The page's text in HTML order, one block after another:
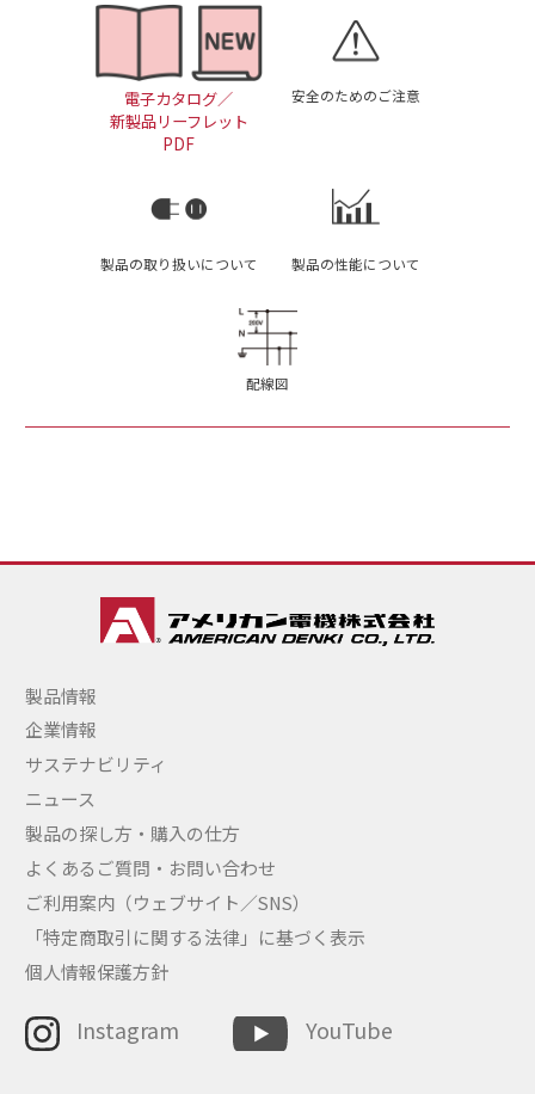
電子カタログ／
新製品リーフレット
PDF
安全のためのご注意
製品の取り扱いについて 製品の性能について
配線図
製品情報
企業情報
サステナビリティ
ニュース
製品の探し方・購入の仕方
よくあるご質問・お問い合わせ
ご利用案内（ウェブサイト／SNS）
「特定商取引に関する法律」に基づく表示
個人情報保護方針
Instagram YouTube